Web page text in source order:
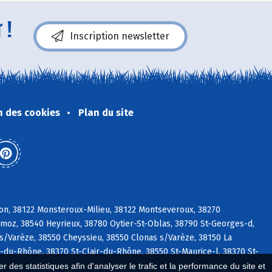
des statistiques afin d'analyser le trafic et la performance du site et
! Inscription newsletter
des cookies Plan du site
38122 Monsteroux-Milieu, 38122 Montseveroux, 38270
38540 Heyrieux, 38780 Oytier-St-Oblas, 38790 St-Georges-d,
38550 Cheyssieu, 38550 Clonas s/Varèze, 38150 La
Rhône, 38370 St-Clair-du-Rhône, 38550 St-Maurice-l, 38370 St-